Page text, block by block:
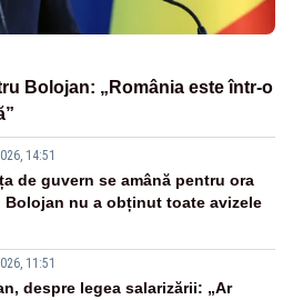
Bolojan: „România este într-o
14:51
de guvern se amână pentru ora
Bolojan nu a obținut toate avizele
11:51
despre legea salarizării: „Ar